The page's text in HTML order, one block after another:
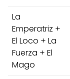
La
Emperatriz +
El Loco + La
Fuerza + El
Mago